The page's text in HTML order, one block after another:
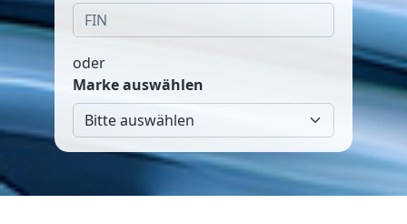
oder
Marke auswählen